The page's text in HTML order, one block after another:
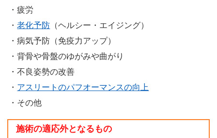
・疲労
・老化予防 （ヘルシー・エイジング）
・病気予防（免疫力アップ）
・背骨や骨盤のゆがみや曲がり
・不良姿勢の改善
・ アスリートのパフオーマンスの向上
・その他
施術の適応外となるもの